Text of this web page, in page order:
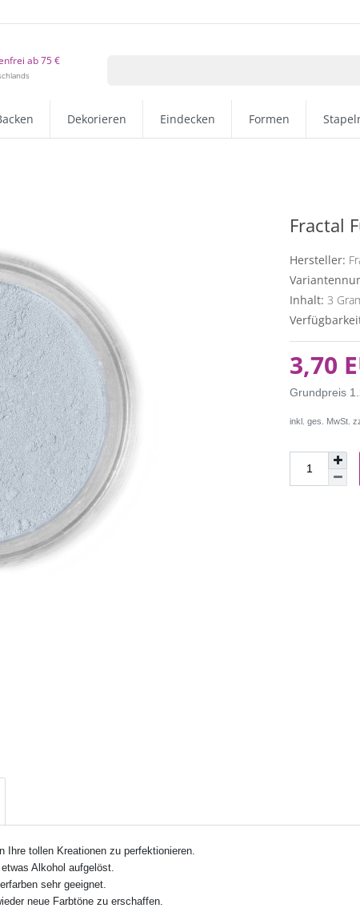
ab 75 €
Dekorieren Eindecken Formen
Fractal
Hersteller:
Inhalt: 3
3,70
Grundpreis
inkl. ges. MwSt.
Ihre tollen Kreationen zu perfektionieren.
Alkohol aufgelöst.
sehr geeignet.
neue Farbtöne zu erschaffen.